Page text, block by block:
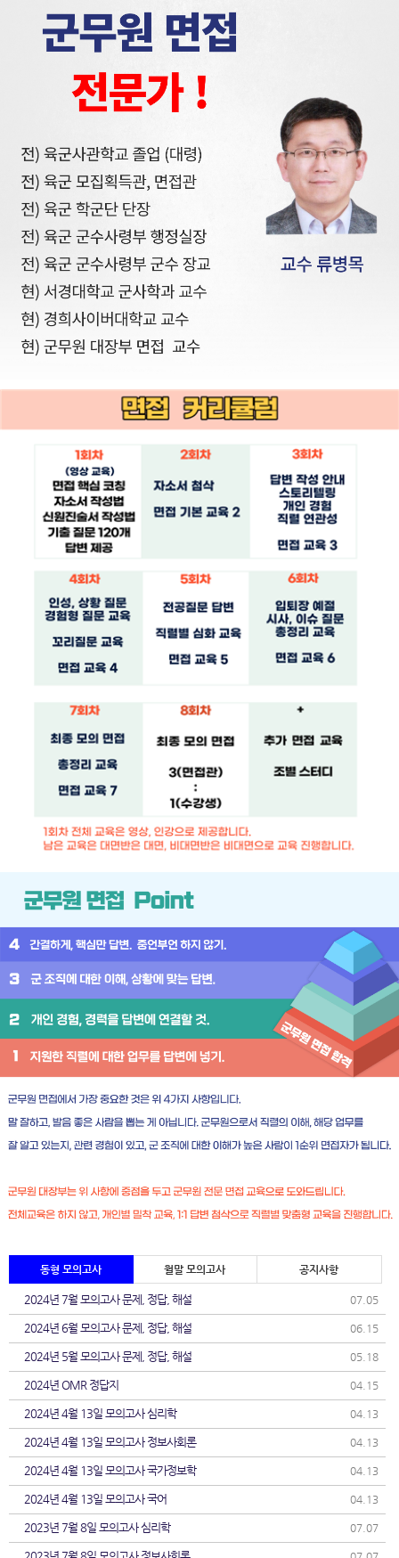
동형 모의고사 월말 모의고사 공지사항
2024년 7월 모의고사 문제, 정답, 해설 07.05
2024년 6월 모의고사 문제, 정답, 해설 06.15
2024년 5월 모의고사 문제, 정답, 해설 05.18
2024년 OMR 정답지 04.15
2024년 4월 13일 모의고사 심리학 04.13
2024년 4월 13일 모의고사 정보사회론 04.13
2024년 4월 13일 모의고사 국가정보학 04.13
2024년 4월 13일 모의고사 국어 04.13
2023년 7월 8일 모의고사 심리학 07.07